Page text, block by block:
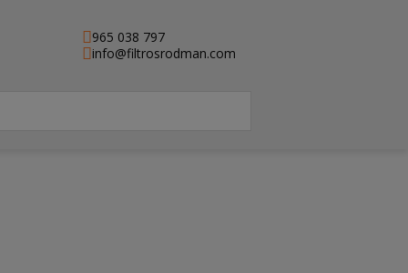
965 038 797
info@filtrosrodman.com